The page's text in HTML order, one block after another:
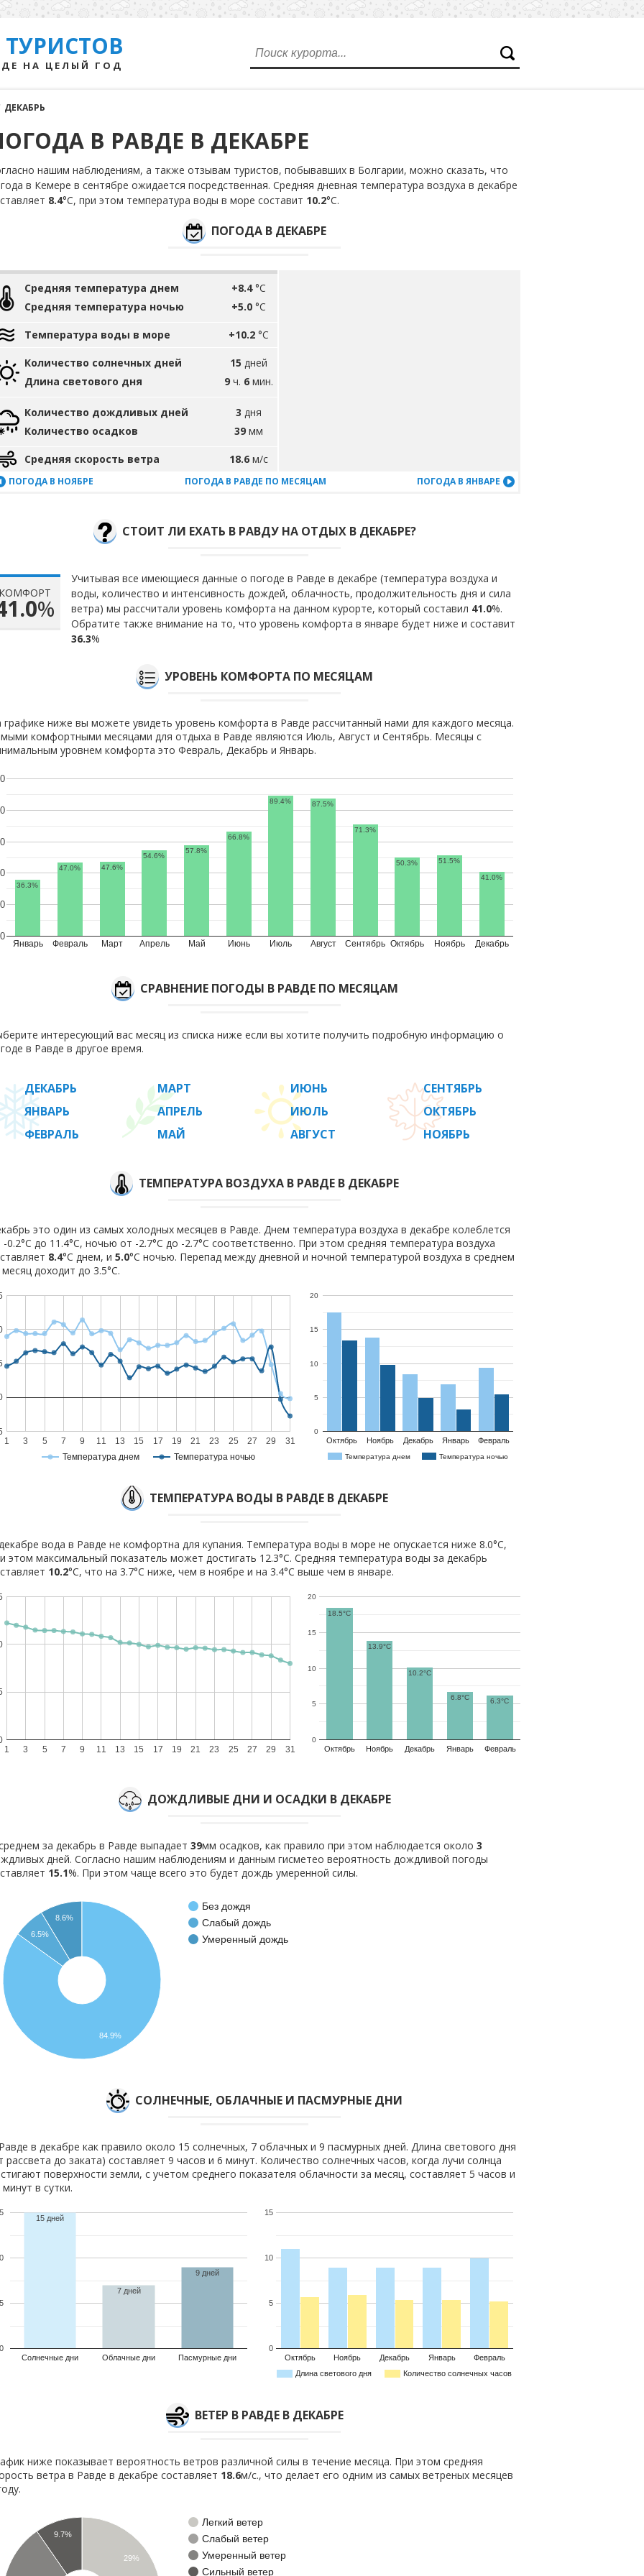
НА ЦЕЛЫЙ ГОД
ДЕКАБРЬ
В РАВДЕ В ДЕКАБРЕ
нашим наблюдениям, а также отзывам туристов, побывавших в Болгарии, можно сказать, что
в Кемере в сентябре ожидается посредственная. Средняя дневная температура воздуха в декабре
8.4°С, при этом температура воды в море составит 10.2°С.
ПОГОДА В ДЕКАБРЕ
Средняя температура днем
Средняя температура ночью
+8.4°C
+5.0 °C
Температура воды в море +10.2 °C
Количество солнечных дней
Длина светового дня
15 дней
9 ч. 6 мин.
Количество дождливых дней
Количество осадков
3 дня
39 мм
Средняя скорость ветра 18.6 м/с
ПОГОДА В НОЯБРЕ ПОГОДА В РАВДЕ ПО МЕСЯЦАМ ПОГОДА В ЯНВАРЕ
СТОИТ ЛИ ЕХАТЬ В РАВДУ НА ОТДЫХ В ДЕКАБРЕ?
КОМФОРТ
%
Учитывая все имеющиеся данные о погоде в Равде в декабре (температура воздуха и
воды, количество и интенсивность дождей, облачность, продолжительность дня и сила
ветра) мы рассчитали уровень комфорта на данном курорте, который составил 41.0%.
Обратите также внимание на то, что уровень комфорта в январе будет ниже и составит
36.3%
УРОВЕНЬ КОМФОРТА ПО МЕСЯЦАМ
графике ниже вы можете увидеть уровень комфорта в Равде рассчитанный нами для каждого месяца.
комфортными месяцами для отдыха в Равде являются Июль, Август и Сентябрь. Месяцы с
уровнем комфорта это Февраль, Декабрь и Январь.
Январь Февраль Март Апрель Май Июнь Июль Август Сентябрь Октябрь Ноябрь Декабрь
0
36.3%
47.0% 47.6%
54.6%
57.8%
66.8%
89.4% 87.5%
71.3%
50.3% 51.5%
41.0%
СРАВНЕНИЕ ПОГОДЫ В РАВДЕ ПО МЕСЯЦАМ
интересующий вас месяц из списка ниже если вы хотите получить подробную информацию о
в Равде в другое время.
ДЕКАБРЬ
ЯНВАРЬ
ФЕВРАЛЬ
МАРТ
АПРЕЛЬ
МАЙ
ИЮНЬ
ИЮЛЬ
АВГУСТ
СЕНТЯБРЬ
ОКТЯБРЬ
НОЯБРЬ
ТЕМПЕРАТУРА ВОЗДУХА В РАВДЕ В ДЕКАБРЕ
это один из самых холодных месяцев в Равде. Днем температура воздуха в декабре колеблется
-0.2°C до 11.4°C, ночью от -2.7°C до -2.7°C соответственно. При этом средняя температура воздуха
8.4°C днем, и 5.0°C ночью. Перепад между дневной и ночной температурой воздуха в среднем
месяц доходит до 3.5°С.
Температура днем Температура ночью
1 3 5 7 9 11 13 15 17 19 21 23 25 27 29 31
Температура днем Температура ночью
Октябрь Ноябрь Декабрь Январь Февраль
0
5
10
15
20
ТЕМПЕРАТУРА ВОДЫ В РАВДЕ В ДЕКАБРЕ
вода в Равде не комфортна для купания. Температура воды в море не опускается ниже 8.0°C,
этом максимальный показатель может достигать 12.3°C. Средняя температура воды за декабрь
10.2°C, что на 3.7°C ниже, чем в ноябре и на 3.4°C выше чем в январе.
1 3 5 7 9 11 13 15 17 19 21 23 25 27 29 31 Октябрь Ноябрь Декабрь Январь Февраль
0
5
10
15
20
18.5°C
13.9°C
10.2°C
6.8°C 6.3°C
ДОЖДЛИВЫЕ ДНИ И ОСАДКИ В ДЕКАБРЕ
за декабрь в Равде выпадает 39мм осадков, как правило при этом наблюдается около 3
дней. Согласно нашим наблюдениям и данным гисметео вероятность дождливой погоды
15.1%. При этом чаще всего это будет дождь умеренной силы.
Без дождя
Слабый дождь
Умеренный дождь
8.6%
6.5%
84.9%
CОЛНЕЧНЫЕ, ОБЛАЧНЫЕ И ПАСМУРНЫЕ ДНИ
в декабре как правило около 15 солнечных, 7 облачных и 9 пасмурных дней. Длина светового дня
рассвета до заката) составляет 9 часов и 6 минут. Количество солнечных часов, когда лучи солнца
поверхности земли, с учетом среднего показателя облачности за месяц, составляет 5 часов и
минут в сутки.
Солнечные дни Облачные дни Пасмурные дни
0
5
15 дней
7 дней
9 дней
Длина светового дня Количество солнечных часов
Октябрь Ноябрь Декабрь Январь Февраль
0
5
10
15
ВЕТЕР В РАВДЕ В ДЕКАБРЕ
ниже показывает вероятность ветров различной силы в течение месяца. При этом средняя
ветра в Равде в декабре составляет 18.6м/с., что делает его одним из самых ветреных месяцев
Легкий ветер
Слабый ветер
Умеренный ветер
Сильный ветер
29%
9.7%